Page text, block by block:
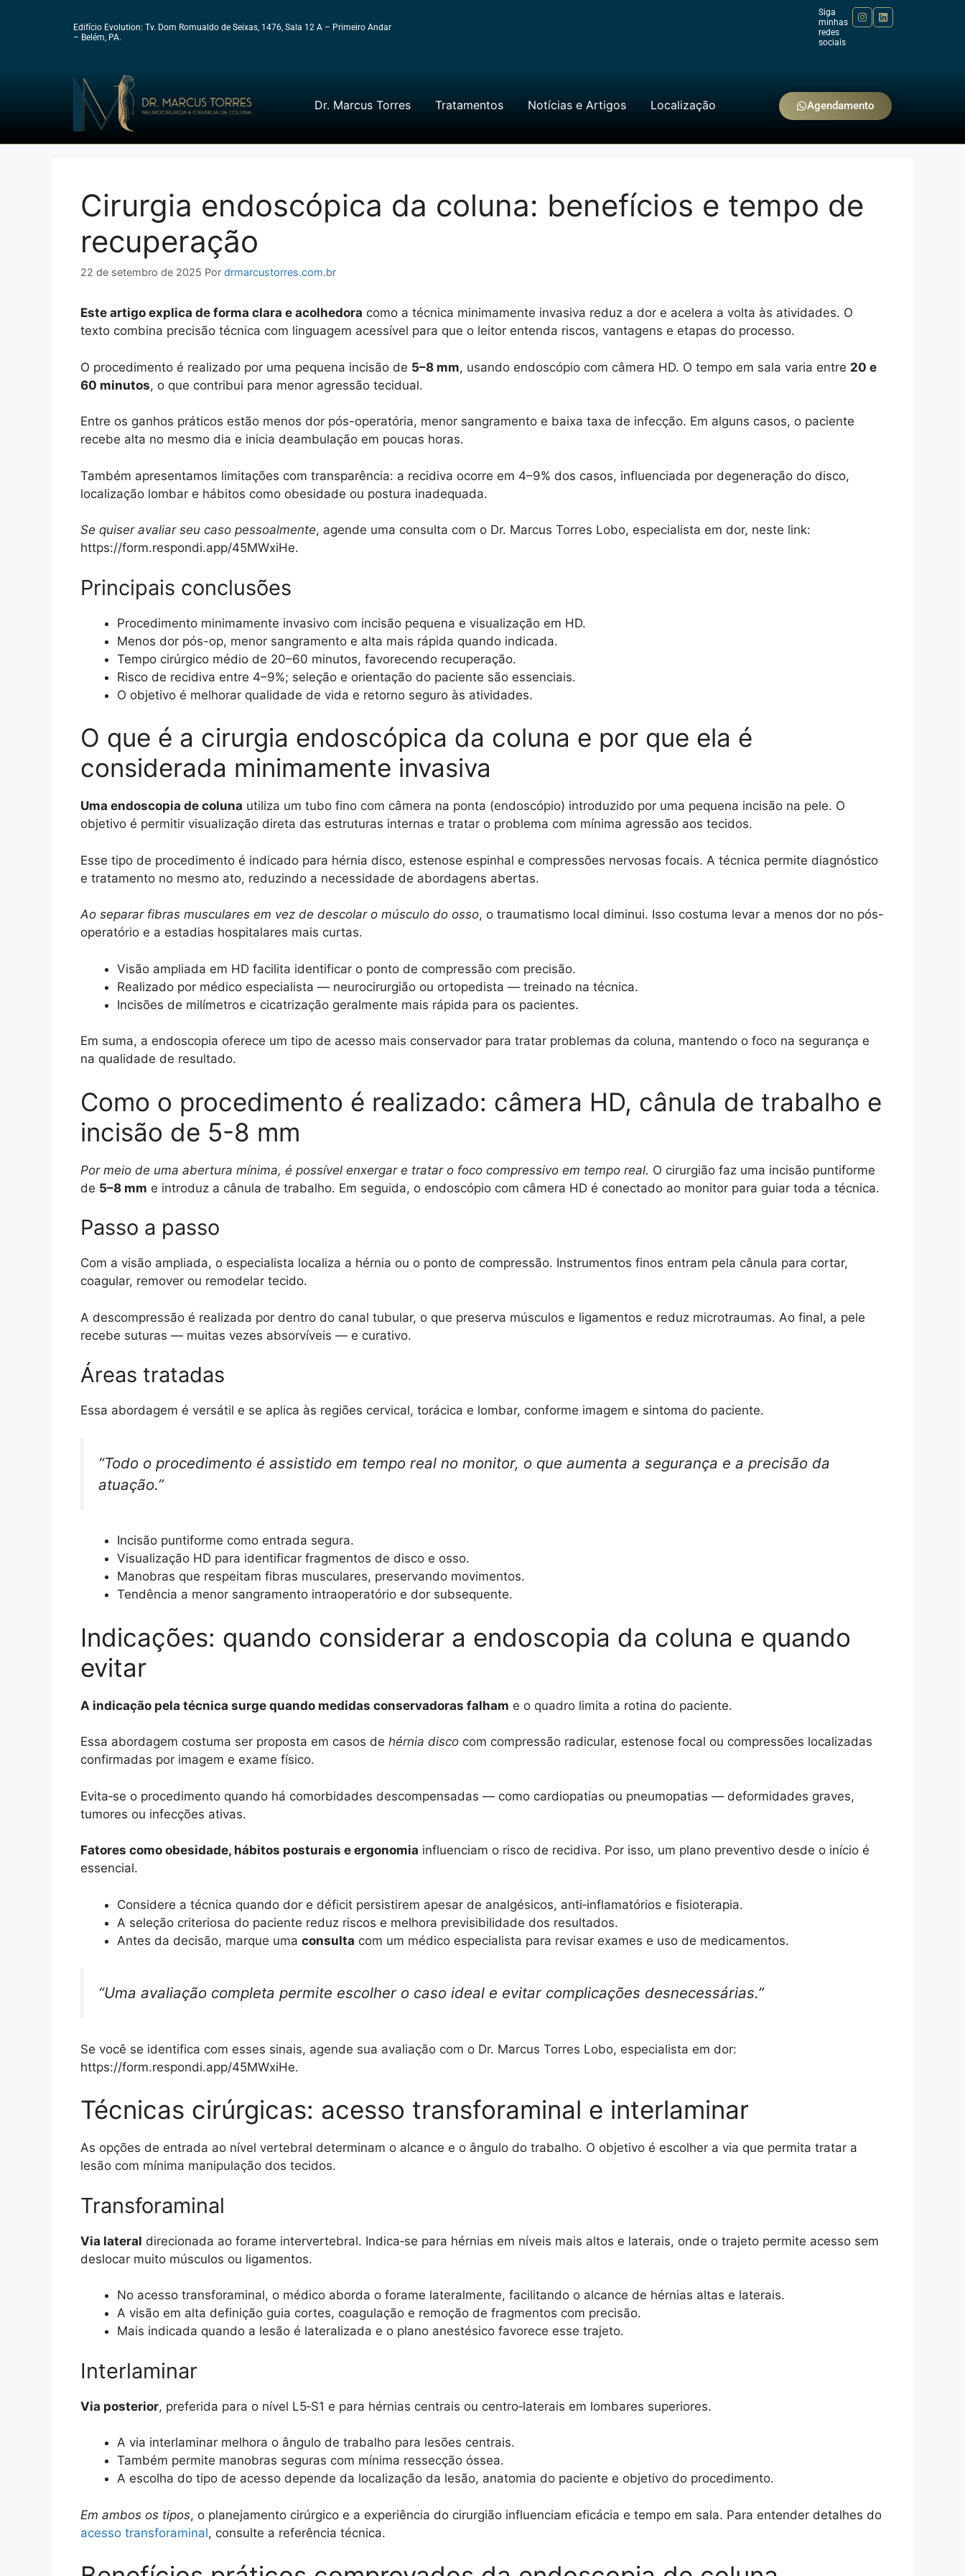
Edifício Evolution: Tv. Dom Romualdo de Seixas, 1476, Sala 12 A – Primeiro Andar
– Belém, PA.
Siga
minhas
redes
sociais
Dr. Marcus Torres Tratamentos Notícias e Artigos Localização Agendamento
Cirurgia endoscópica da coluna: benefícios e tempo de
recuperação
22 de setembro de 2025 Por drmarcustorres.com.br
Este artigo explica de forma clara e acolhedora como a técnica minimamente invasiva reduz a dor e acelera a volta às atividades. O
texto combina precisão técnica com linguagem acessível para que o leitor entenda riscos, vantagens e etapas do processo.
O procedimento é realizado por uma pequena incisão de 5–8 mm, usando endoscópio com câmera HD. O tempo em sala varia entre 20 e
60 minutos, o que contribui para menor agressão tecidual.
Entre os ganhos práticos estão menos dor pós-operatória, menor sangramento e baixa taxa de infecção. Em alguns casos, o paciente
recebe alta no mesmo dia e inicia deambulação em poucas horas.
Também apresentamos limitações com transparência: a recidiva ocorre em 4–9% dos casos, influenciada por degeneração do disco,
localização lombar e hábitos como obesidade ou postura inadequada.
Se quiser avaliar seu caso pessoalmente, agende uma consulta com o Dr. Marcus Torres Lobo, especialista em dor, neste link:
https://form.respondi.app/45MWxiHe.
Principais conclusões
Procedimento minimamente invasivo com incisão pequena e visualização em HD.
Menos dor pós-op, menor sangramento e alta mais rápida quando indicada.
Tempo cirúrgico médio de 20–60 minutos, favorecendo recuperação.
Risco de recidiva entre 4–9%; seleção e orientação do paciente são essenciais.
O objetivo é melhorar qualidade de vida e retorno seguro às atividades.
O que é a cirurgia endoscópica da coluna e por que ela é
considerada minimamente invasiva
Uma endoscopia de coluna utiliza um tubo fino com câmera na ponta (endoscópio) introduzido por uma pequena incisão na pele. O
objetivo é permitir visualização direta das estruturas internas e tratar o problema com mínima agressão aos tecidos.
Esse tipo de procedimento é indicado para hérnia disco, estenose espinhal e compressões nervosas focais. A técnica permite diagnóstico
e tratamento no mesmo ato, reduzindo a necessidade de abordagens abertas.
Ao separar fibras musculares em vez de descolar o músculo do osso, o traumatismo local diminui. Isso costuma levar a menos dor no pós-
operatório e a estadias hospitalares mais curtas.
Visão ampliada em HD facilita identificar o ponto de compressão com precisão.
Realizado por médico especialista — neurocirurgião ou ortopedista — treinado na técnica.
Incisões de milímetros e cicatrização geralmente mais rápida para os pacientes.
Em suma, a endoscopia oferece um tipo de acesso mais conservador para tratar problemas da coluna, mantendo o foco na segurança e
na qualidade de resultado.
Como o procedimento é realizado: câmera HD, cânula de trabalho e
incisão de 5-8 mm
Por meio de uma abertura mínima, é possível enxergar e tratar o foco compressivo em tempo real. O cirurgião faz uma incisão puntiforme
de 5–8 mm e introduz a cânula de trabalho. Em seguida, o endoscópio com câmera HD é conectado ao monitor para guiar toda a técnica.
Passo a passo
Com a visão ampliada, o especialista localiza a hérnia ou o ponto de compressão. Instrumentos finos entram pela cânula para cortar,
coagular, remover ou remodelar tecido.
A descompressão é realizada por dentro do canal tubular, o que preserva músculos e ligamentos e reduz microtraumas. Ao final, a pele
recebe suturas — muitas vezes absorvíveis — e curativo.
Áreas tratadas
Essa abordagem é versátil e se aplica às regiões cervical, torácica e lombar, conforme imagem e sintoma do paciente.
“Todo o procedimento é assistido em tempo real no monitor, o que aumenta a segurança e a precisão da
atuação.”
Incisão puntiforme como entrada segura.
Visualização HD para identificar fragmentos de disco e osso.
Manobras que respeitam fibras musculares, preservando movimentos.
Tendência a menor sangramento intraoperatório e dor subsequente.
Indicações: quando considerar a endoscopia da coluna e quando
evitar
A indicação pela técnica surge quando medidas conservadoras falham e o quadro limita a rotina do paciente.
Essa abordagem costuma ser proposta em casos de hérnia disco com compressão radicular, estenose focal ou compressões localizadas
confirmadas por imagem e exame físico.
Evita‑se o procedimento quando há comorbidades descompensadas — como cardiopatias ou pneumopatias — deformidades graves,
tumores ou infecções ativas.
Fatores como obesidade, hábitos posturais e ergonomia influenciam o risco de recidiva. Por isso, um plano preventivo desde o início é
essencial.
Considere a técnica quando dor e déficit persistirem apesar de analgésicos, anti‑inflamatórios e fisioterapia.
A seleção criteriosa do paciente reduz riscos e melhora previsibilidade dos resultados.
Antes da decisão, marque uma consulta com um médico especialista para revisar exames e uso de medicamentos.
“Uma avaliação completa permite escolher o caso ideal e evitar complicações desnecessárias.”
Se você se identifica com esses sinais, agende sua avaliação com o Dr. Marcus Torres Lobo, especialista em dor:
https://form.respondi.app/45MWxiHe.
Técnicas cirúrgicas: acesso transforaminal e interlaminar
As opções de entrada ao nível vertebral determinam o alcance e o ângulo do trabalho. O objetivo é escolher a via que permita tratar a
lesão com mínima manipulação dos tecidos.
Transforaminal
Via lateral direcionada ao forame intervertebral. Indica‑se para hérnias em níveis mais altos e laterais, onde o trajeto permite acesso sem
deslocar muito músculos ou ligamentos.
No acesso transforaminal, o médico aborda o forame lateralmente, facilitando o alcance de hérnias altas e laterais.
A visão em alta definição guia cortes, coagulação e remoção de fragmentos com precisão.
Mais indicada quando a lesão é lateralizada e o plano anestésico favorece esse trajeto.
Interlaminar
Via posterior, preferida para o nível L5‑S1 e para hérnias centrais ou centro‑laterais em lombares superiores.
A via interlaminar melhora o ângulo de trabalho para lesões centrais.
Também permite manobras seguras com mínima ressecção óssea.
A escolha do tipo de acesso depende da localização da lesão, anatomia do paciente e objetivo do procedimento.
Em ambos os tipos, o planejamento cirúrgico e a experiência do cirurgião influenciam eficácia e tempo em sala. Para entender detalhes do
acesso transforaminal, consulte a referência técnica.